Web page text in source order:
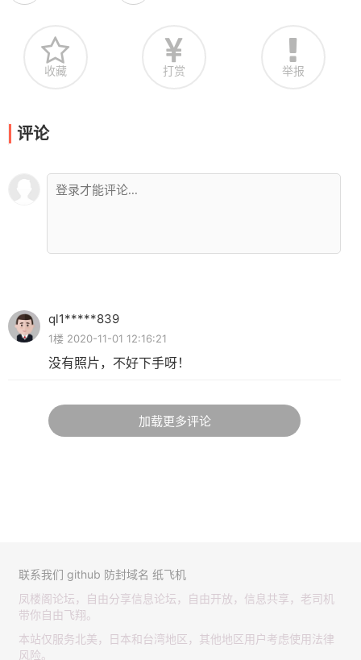
收藏 打赏 举报
评论
ql1*****839
1楼 2020-11-01 12:16:21
没有照片，不好下手呀！
加载更多评论
联系我们 github 防封域名 纸飞机
凤楼阁论坛，自由分享信息论坛，自由开放，信息共享，老司机
带你自由飞翔。
本站仅服务北美，日本和台湾地区，其他地区用户考虑使用法律
风险。